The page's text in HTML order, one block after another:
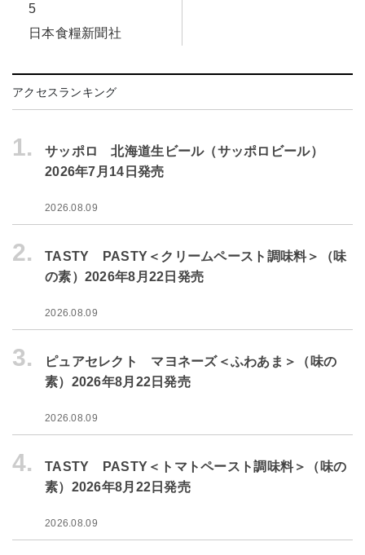
5
日本食糧新聞社
アクセスランキング
1.
サッポロ 北海道生ビール（サッポロビール）
2026年7月14日発売
2026.08.09
2.
TASTY PASTY＜クリームペースト調味料＞（味
の素）2026年8月22日発売
2026.08.09
3.
ピュアセレクト マヨネーズ＜ふわあま＞（味の
素）2026年8月22日発売
2026.08.09
4.
TASTY PASTY＜トマトペースト調味料＞（味の
素）2026年8月22日発売
2026.08.09